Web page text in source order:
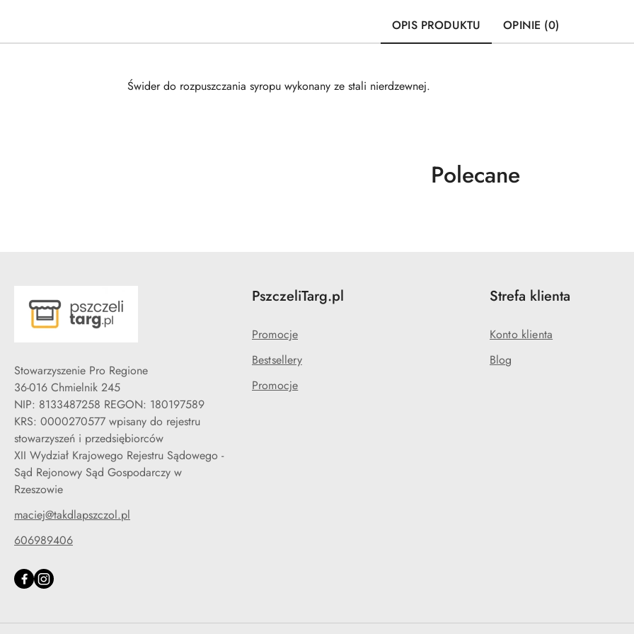
OPIS PRODUKTU OPINIE (0)
Świder do rozpuszczania syropu wykonany ze stali nierdzewnej.
Produkty
Polecane
Stowarzyszenie Pro Regione
36-016 Chmielnik 245
NIP: 8133487258 REGON: 180197589
KRS: 0000270577 wpisany do rejestru
stowarzyszeń i przedsiębiorców
XII Wydział Krajowego Rejestru Sądowego -
Sąd Rejonowy Sąd Gospodarczy w
Rzeszowie
maciej@takdlapszczol.pl
606989406
PszczeliTarg.pl
Promocje
Bestsellery
Promocje
Strefa klienta
Konto klienta
Blog